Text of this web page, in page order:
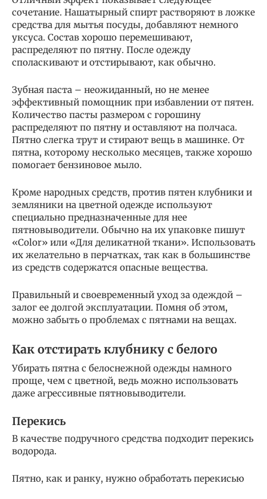
сочетание. Нашатырный спирт растворяют в ложке
средства для мытья посуды, добавляют немного
уксуса. Состав хорошо перемешивают,
распределяют по пятну. После одежду
споласкивают и отстирывают, как обычно.
Зубная паста – неожиданный, но не менее
эффективный помощник при избавлении от пятен.
Количество пасты размером с горошину
распределяют по пятну и оставляют на полчаса.
Пятно слегка трут и стирают вещь в машинке. От
пятна, которому несколько месяцев, также хорошо
помогает бензиновое мыло.
Кроме народных средств, против пятен клубники и
земляники на цветной одежде используют
специально предназначенные для нее
пятновыводители. Обычно на их упаковке пишут
«Color» или «Для деликатной ткани». Использовать
их желательно в перчатках, так как в большинстве
из средств содержатся опасные вещества.
Правильный и своевременный уход за одеждой –
залог ее долгой эксплуатации. Помня об этом,
можно забыть о проблемах с пятнами на вещах.
Как отстирать клубнику с белого
Убирать пятна с белоснежной одежды намного
проще, чем с цветной, ведь можно использовать
даже агрессивные пятновыводители.
Перекись
В качестве подручного средства подходит перекись
водорода.
Пятно, как и ранку, нужно обработать перекисью